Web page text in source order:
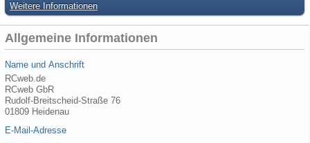
Weitere Informationen
Allgemeine Informationen
Name und Anschrift
RCweb.de
RCweb GbR
Rudolf-Breitscheid-Straße 76
01809 Heidenau
E-Mail-Adresse